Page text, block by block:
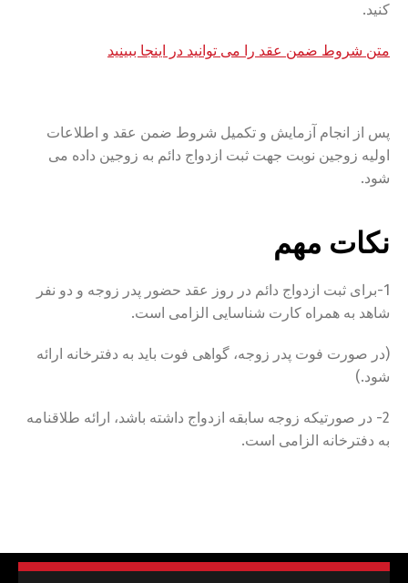
کنید.
متن شروط ضمن عقد را می توانید در اینجا ببینید
پس از انجام آزمایش و تکمیل شروط ضمن عقد و اطلاعات
اولیه زوجین نوبت جهت ثبت ازدواج دائم به زوجین داده می
شود.
نکات مهم
1-برای ثبت ازدواج دائم در روز عقد حضور پدر زوجه و دو نفر
شاهد به همراه کارت شناسایی الزامی است.
(در صورت فوت پدر زوجه، گواهی فوت باید به دفترخانه ارائه
شود.)
2- در صورتیکه زوجه سابقه ازدواج داشته باشد، ارائه طلاقنامه
به دفترخانه الزامی است.